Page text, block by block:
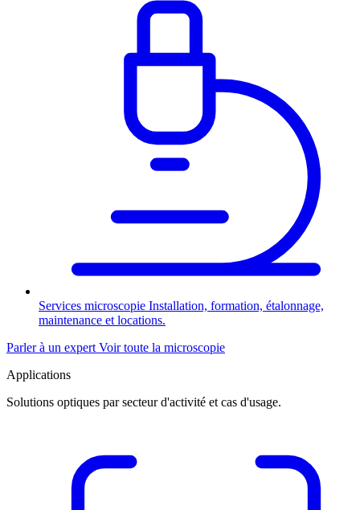
Services microscopie Installation, formation, étalonnage,
maintenance et locations.
Parler à un expert Voir toute la microscopie
Applications
Solutions optiques par secteur d'activité et cas d'usage.